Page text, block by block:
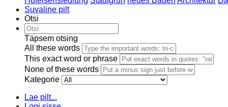
Suvaline pilt
Otsi
Täpsem otsing
All these words
This exact word or phrase
None of these words
Kategorie
Lae pilt...